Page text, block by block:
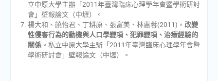
立中原大學主辦「2011年臺灣臨床心理學年會暨學術研討
會」壁報論文（中壢）。
楊大和、饒怡君、丁耕原、張富美、林惠蓉(2011)。 改變
性侵害行為的動機與人口學變項、犯罪變項、治療經驗的
關係。私立中原大學主辦「2011年臺灣臨床心理學年會暨
學術研討會」壁報論文（中壢）。